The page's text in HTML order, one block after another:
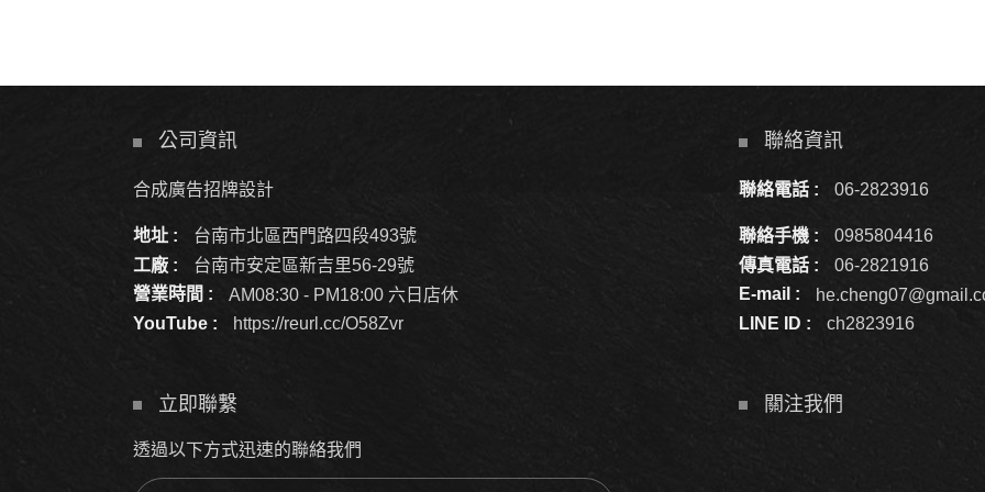
公司資訊
合成廣告招牌設計
地址 :
台南市北區西門路四段493號
工廠 :
台南市安定區新吉里56-29號
營業時間 :
AM08:30 - PM18:00 六日店休
YouTube :
https://reurl.cc/O58Zvr
聯絡資訊
聯絡電話 : 06-2823916
聯絡手機 :
0985804416
傳真電話 :
06-2821916
E-mail :
LINE ID :
ch2823916
立即聯繫
透過以下方式迅速的聯絡我們
關注我們